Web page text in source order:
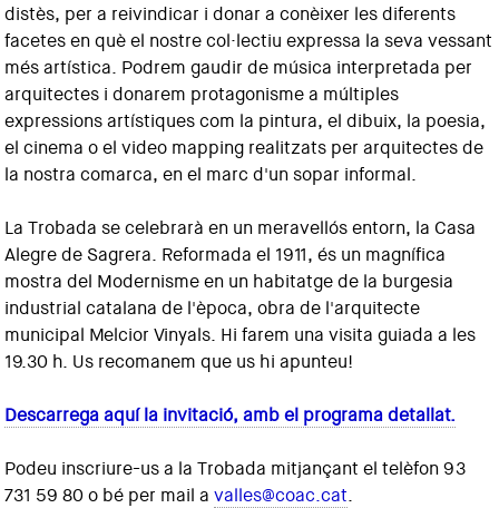
distès, per a reivindicar i donar a conèixer les diferents
facetes en què el nostre col·lectiu expressa la seva vessant
més artística. Podrem gaudir de música interpretada per
arquitectes i donarem protagonisme a múltiples
expressions artístiques com la pintura, el dibuix, la poesia,
el cinema o el video mapping realitzats per arquitectes de
la nostra comarca, en el marc d'un sopar informal.
La Trobada se celebrarà en un meravellós entorn, la Casa
Alegre de Sagrera. Reformada el 1911, és un magnífica
mostra del Modernisme en un habitatge de la burgesia
industrial catalana de l'època, obra de l'arquitecte
municipal Melcior Vinyals. Hi farem una visita guiada a les
19.30 h. Us recomanem que us hi apunteu!
Descarrega aquí la invitació, amb el programa detallat.
Podeu inscriure-us a la Trobada mitjançant el telèfon 93
731 59 80 o bé per mail avalles@coac.cat.